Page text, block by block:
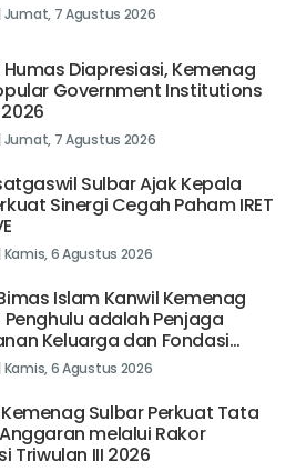
Jumat, 7 Agustus 2026
Humas Diapresiasi, Kemenag
Government Institutions
Jumat, 7 Agustus 2026
Sulbar Ajak Kepala
Sinergi Cegah Paham IRET
Kamis, 6 Agustus 2026
Islam Kanwil Kemenag
Penghulu adalah Penjaga
Keluarga dan Fondasi
Kamis, 6 Agustus 2026
Sulbar Perkuat Tata
melalui Rakor
Triwulan III 2026